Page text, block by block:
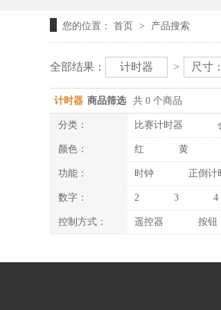
您的位置： 首页 > 产品搜索
全部结果： 计时器 > 尺寸
计时器 商品筛选 共 0 个商品
分类： 比赛计时器
颜色： 红 黄
功能： 时钟 正倒计
数字： 2 3 4
控制方式： 遥控器 按钮